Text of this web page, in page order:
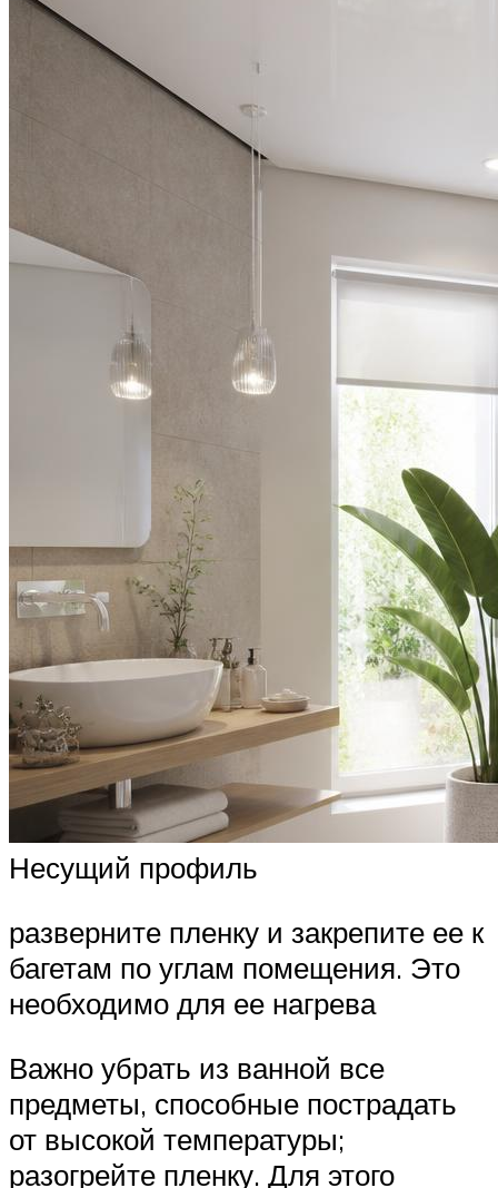
Несущий профиль
разверните пленку и закрепите ее к
багетам по углам помещения. Это
необходимо для ее нагрева
Важно убрать из ванной все
предметы, способные пострадать
от высокой температуры;
разогрейте пленку. Для этого